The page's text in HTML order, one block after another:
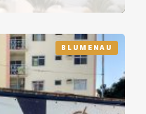
BLUMENAU